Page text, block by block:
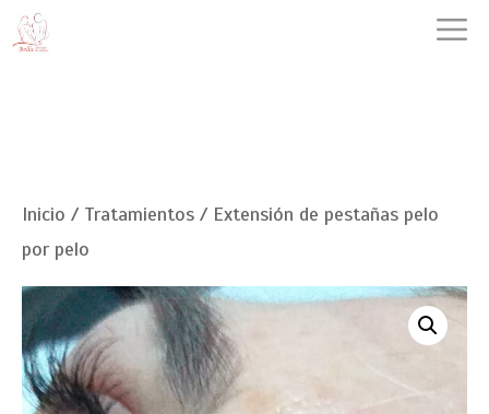
Saltar
al
Inicio / Tratamientos / Extensión de pestañas pelo
por pelo